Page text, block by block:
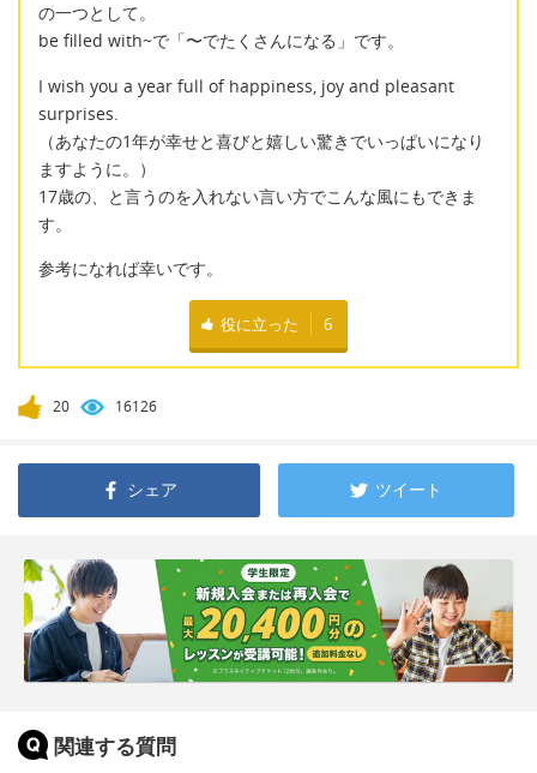
の一つとして。
be filled with~で「〜でたくさんになる」です。
I wish you a year full of happiness, joy and pleasant
surprises.
（あなたの1年が幸せと喜びと嬉しい驚きでいっぱいになり
ますように。）
17歳の、と言うのを入れない言い方でこんな風にもできま
す。
参考になれば幸いです。
役に立った 6
20 16126
シェア ツイート
関連する質問